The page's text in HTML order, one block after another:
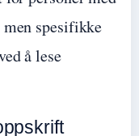
spesifikke
å lese